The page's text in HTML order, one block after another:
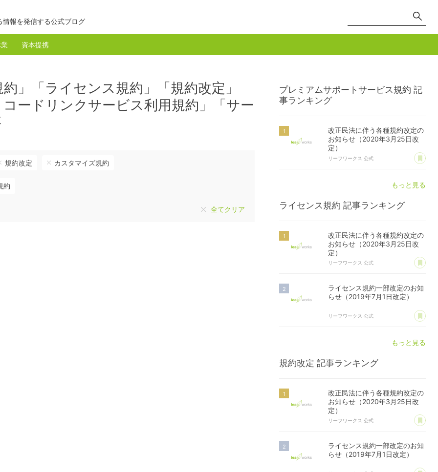
情報を発信する公式ブログ
資本提携
」「ライセンス規約」「規約改定」
ードリンクサービス利用規約」「サー
規約改定 カスタマイズ規約
約
全てクリア
プレミアムサポートサービス規約 記
事ランキング
改正民法に伴う各種規約改定の
お知らせ（2020年3月25日改
定）
リーフワークス 公式 あ
もっと見る
ライセンス規約 記事ランキング
改正民法に伴う各種規約改定の
お知らせ（2020年3月25日改
定）
リーフワークス 公式 あ
ライセンス規約一部改定のお知
らせ（2019年7月1日改定）
リーフワークス 公式 あ
もっと見る
規約改定 記事ランキング
改正民法に伴う各種規約改定の
お知らせ（2020年3月25日改
定）
リーフワークス 公式 あ
ライセンス規約一部改定のお知
らせ（2019年7月1日改定）